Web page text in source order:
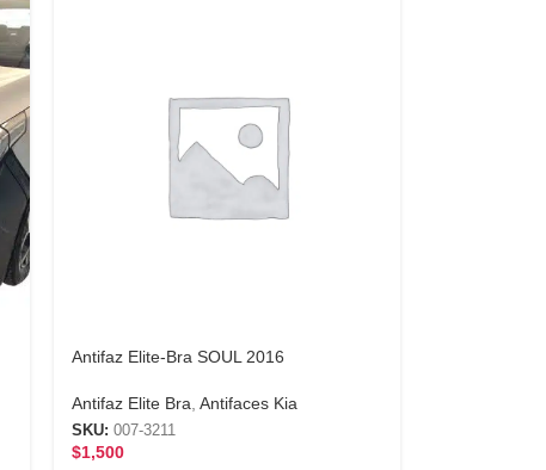
Antifaz Elite-Bra SOUL 2016
Antifaz Elite Bra Antifaces Kia
SKU:007-3211
$1,500